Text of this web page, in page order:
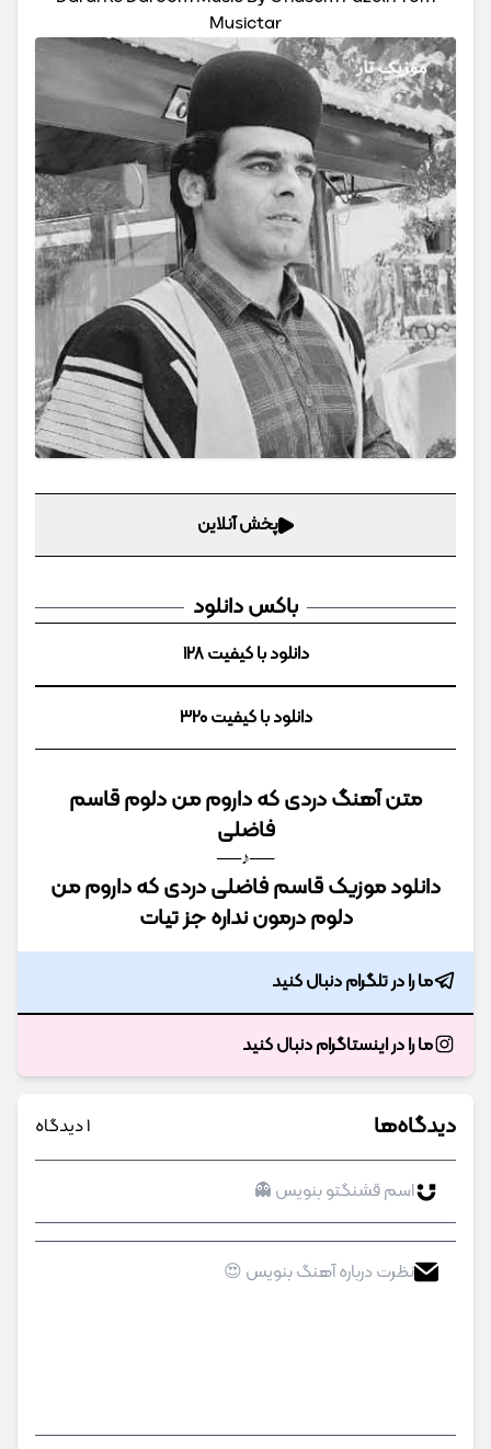
Musictar
پخش آنلاین
باکس دانلود
دانلود با کیفیت 128
دانلود با کیفیت 320
متن آهنگ دردی که داروم من دلوم قاسم
فاضلی
──♪──
دانلود موزیک قاسم فاضلی دردی که داروم من
دلوم درمون نداره جز تیات
ما را در تلگرام دنبال کنید
ما را در اینستاگرام دنبال کنید
دیدگاه‌ها 1 دیدگاه